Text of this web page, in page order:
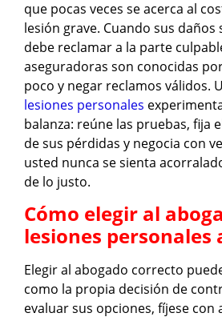
que pocas veces se acerca al
lesión grave. Cuando sus daños
debe reclamar a la parte
aseguradoras son conocidas
poco y negar reclamos válidos.
lesiones personales
balanza: reúne las pruebas, fija
de sus pérdidas y negocia con
usted nunca se sienta
de lo justo.
Cómo elegir al
lesiones personales
Elegir al abogado correcto
como la propia decisión de
evaluar sus opciones, fíjese con